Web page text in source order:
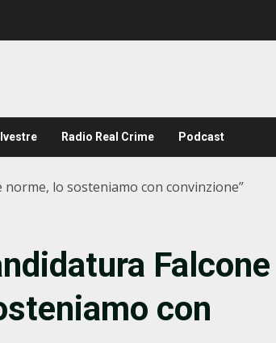
Radio Real Crime Podcast
norme, lo sosteniamo con convinzione”
Falcone
con